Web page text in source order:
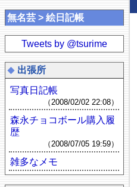
無名芸 > 絵日記帳
Tweets by @tsurime
出張所
写真日記帳
（2008/02/02 22:08）
森永チョコボール購入履
歴
（2008/07/05 19:59）
雑多なメモ